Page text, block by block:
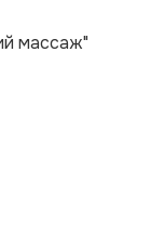
массаж"